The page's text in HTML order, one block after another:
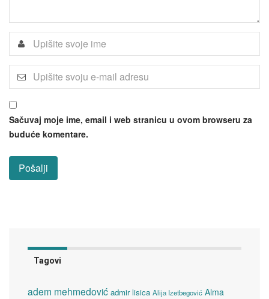
Sačuvaj moje ime, email i web stranicu u ovom browseru za
buduće komentare.
Tagovi
adem mehmedović admir lisica Alija Izetbegović Alma